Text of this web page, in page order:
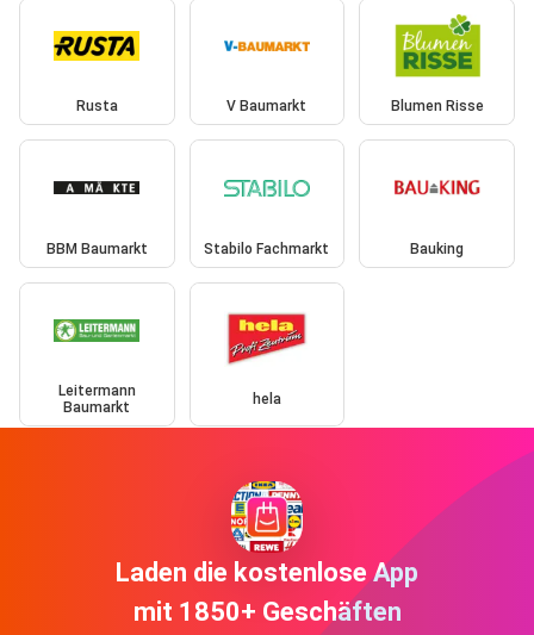
Rusta V Baumarkt Blumen Risse
BBM Baumarkt Stabilo Fachmarkt Bauking
Leitermann
Baumarkt
hela
Laden die kostenlose App
mit 1850+ Geschäften